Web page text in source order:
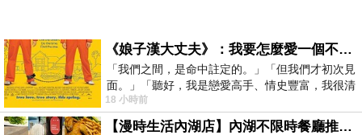
《娘子漢大丈夫》：我要怎麼愛一個不存在的人？
「我們之間，是命中註定的。」「但我們才初次見
面。」「聽好，我是戀愛高手、情史豐富，我很清
楚這種感覺，你我之間的那種感覺，現
18 小時前
【漫時生活內湖店】內湖不限時餐廳推薦｜捷運港墘站美食，聚餐、約會、家庭聚會首選，正餐甜點一次滿足